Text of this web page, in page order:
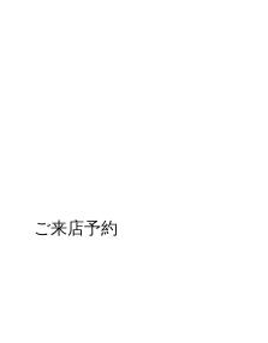
ご来店予約